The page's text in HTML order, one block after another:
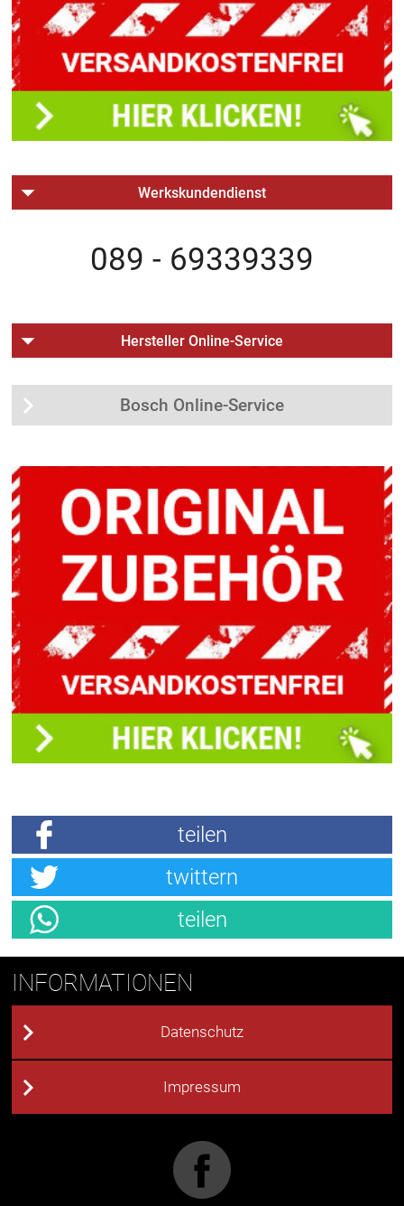
Werkskundendienst
089 - 69339339
Hersteller Online-Service
Bosch Online-Service
teilen
twittern
teilen
INFORMATIONEN
Datenschutz
Impressum